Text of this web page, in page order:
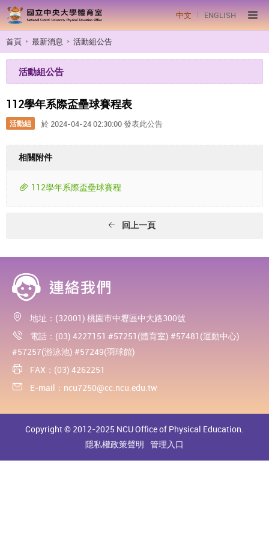
中文 ENGLISH
首頁 最新消息 活動組公告
活動組公告
112學年系際盃壘球賽程表
活動組 於 2024-04-24 02:30:00 發表此公告
相關附件
112學年系際盃壘球賽程
回上一頁
地址：(32001) 桃園市中壢區中大路300號
電話：(03) 4227151 #57251(體育室) #57481(運動中心)
#57257(游泳池) #57249(羽球館)
FAX：(03) 4262251
E-mail： ncu7250@cc.ncu.edu.tw
Copyright © 2012-2025 NCU Office of Physical Education.
隱私權政策聲明 管理入口